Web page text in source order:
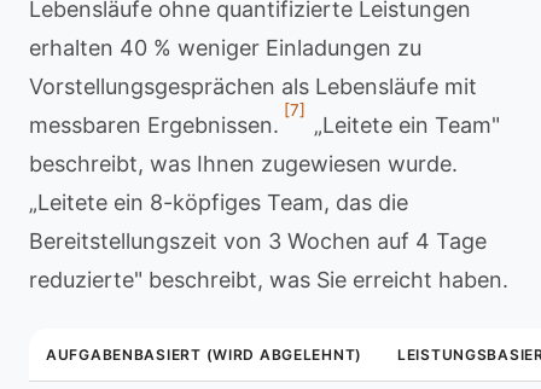
Lebensläufe ohne quantifizierte Leistungen
erhalten 40 % weniger Einladungen zu
Vorstellungsgesprächen als Lebensläufe mit
messbaren Ergebnissen.
[7]
„Leitete ein Team"
beschreibt, was Ihnen zugewiesen wurde.
„Leitete ein 8-köpfiges Team, das die
Bereitstellungszeit von 3 Wochen auf 4 Tage
reduzierte" beschreibt, was Sie erreicht haben.
AUFGABENBASIERT (WIRD ABGELEHNT)